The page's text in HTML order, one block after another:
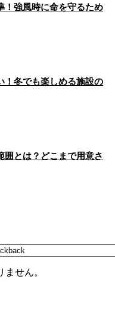
！強風時に命を守るため
！冬でも楽しめる施設の
囲とは？どこまで用意さ
せん。